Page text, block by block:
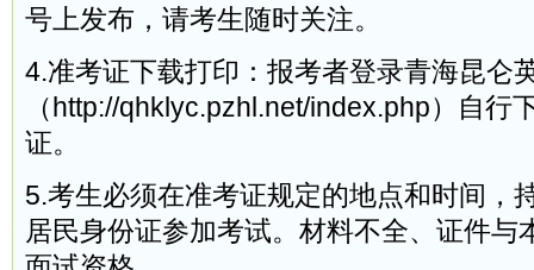
号上发布，请考生随时关注。
4.准考证下载打印：报考者登录青海昆仑
（http://qhklyc.pzhl.net/index.php）自行
证。
5.考生必须在准考证规定的地点和时间，
居民身份证参加考试。材料不全、证件与